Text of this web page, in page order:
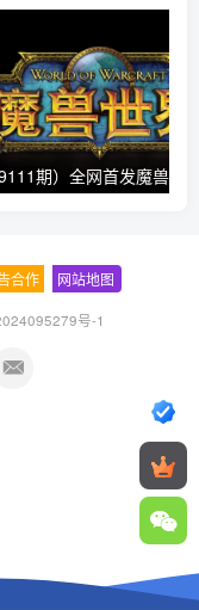
合作 网站地图
号-1